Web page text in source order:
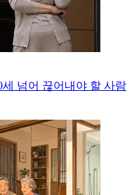
넘어 끊어내야 할 사람